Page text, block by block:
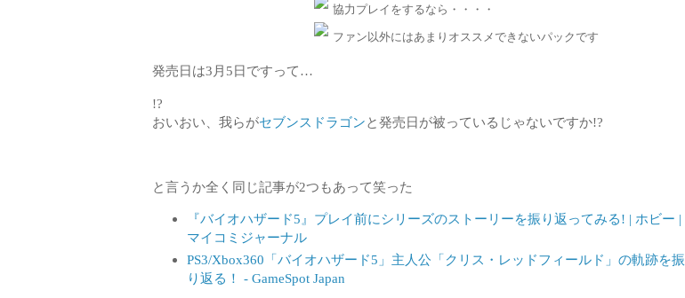
協力プレイをするなら・・・・
ファン以外にはあまりオススメできないパックです
発売日は3月5日ですって…
!?
おいおい、我らがセブンスドラゴンと発売日が被っているじゃないですか!?
と言うか全く同じ記事が2つもあって笑った
『バイオハザード5』プレイ前にシリーズのストーリーを振り返ってみる! | ホビー |
マイコミジャーナル
PS3/Xbox360「バイオハザード5」主人公「クリス・レッドフィールド」の軌跡を振
り返る！ - GameSpot Japan